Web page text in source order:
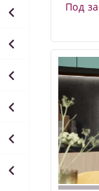
Под